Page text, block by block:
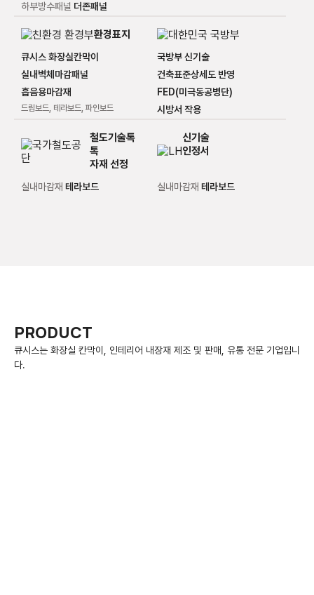
하부방수패널 더존패널
환경표지
큐시스 화장실칸막이
실내벽체마감패널
흡음용마감재
드림보드, 테라보드, 파인보드
국방부 신기술
건축표준상세도 반영
FED(미극동공병단)
시방서 작용
톡
자재 선정
실내마감재 테라보드
신기술
인정서
실내마감재 테라보드
PRODUCT
다.